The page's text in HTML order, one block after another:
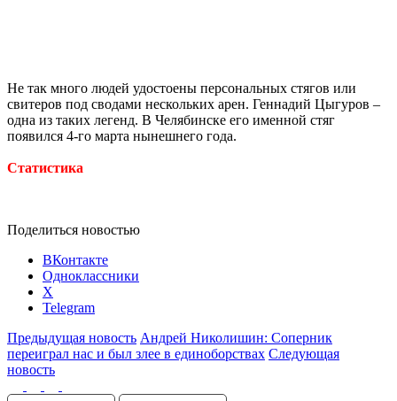
Не так много людей удостоены персональных стягов или
свитеров под сводами нескольких арен. Геннадий Цыгуров –
одна из таких легенд. В Челябинске его именной стяг
появился 4-го марта нынешнего года.
Статистика
Поделиться новостью
ВКонтакте
Одноклассники
X
Telegram
Предыдущая новость Андрей Николишин: Соперник
переиграл нас и был злее в единоборствах Следующая
новость